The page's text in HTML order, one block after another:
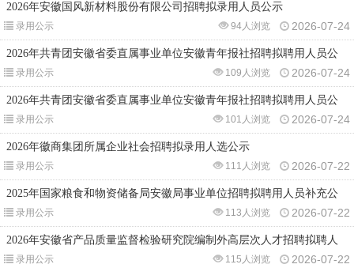
2026年安徽国风新材料股份有限公司招聘拟录用人员公示
录用公示 2026-07-24
94人浏览
2026年共青团安徽省委直属事业单位安徽青年报社招聘拟聘用人员公
录用公示 2026-07-24
109人浏览
2026年共青团安徽省委直属事业单位安徽青年报社招聘拟聘用人员公
录用公示 2026-07-24
101人浏览
2026年徽商集团所属企业社会招聘拟录用人选公示
录用公示 2026-07-22
111人浏览
2025年国家粮食和物资储备局安徽局事业单位招聘拟聘用人员补充公
录用公示 2026-07-22
113人浏览
2026年安徽省产品质量监督检验研究院编制外高层次人才招聘拟聘人
录用公示 2026-07-22
115人浏览